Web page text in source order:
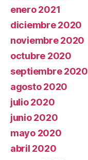
enero 2021
diciembre 2020
noviembre 2020
octubre 2020
septiembre 2020
agosto 2020
julio 2020
junio 2020
mayo 2020
abril 2020